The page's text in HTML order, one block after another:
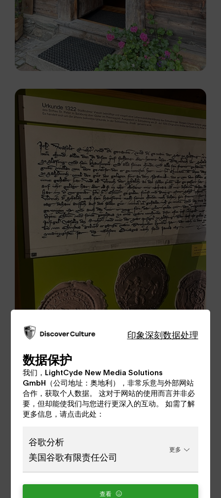
该建筑的使命一直履行到19世纪末（采矿活动结
束）。在最后的采矿结构解散后，该建筑被市政
府买下，从那时起，它就成为了社会上贫困人口
的住宅楼。
在市议会决定通过建立城市博物馆来赋予这所房
修。1989年7月，作为博物馆开放。
更多信息
印象深刻数据处理
数据保护
我们，LightCyde New Media Solutions
GmbH（公司地址：奥地利），非常乐意与外部网站
合作，获取个人数据。 这对于网站的使用而言并非必
要，但却能使我们与您进行更深入的互动。 如需了解
更多信息，请点击此处：
谷歌分析
美国谷歌有限责任公司
更多
查看